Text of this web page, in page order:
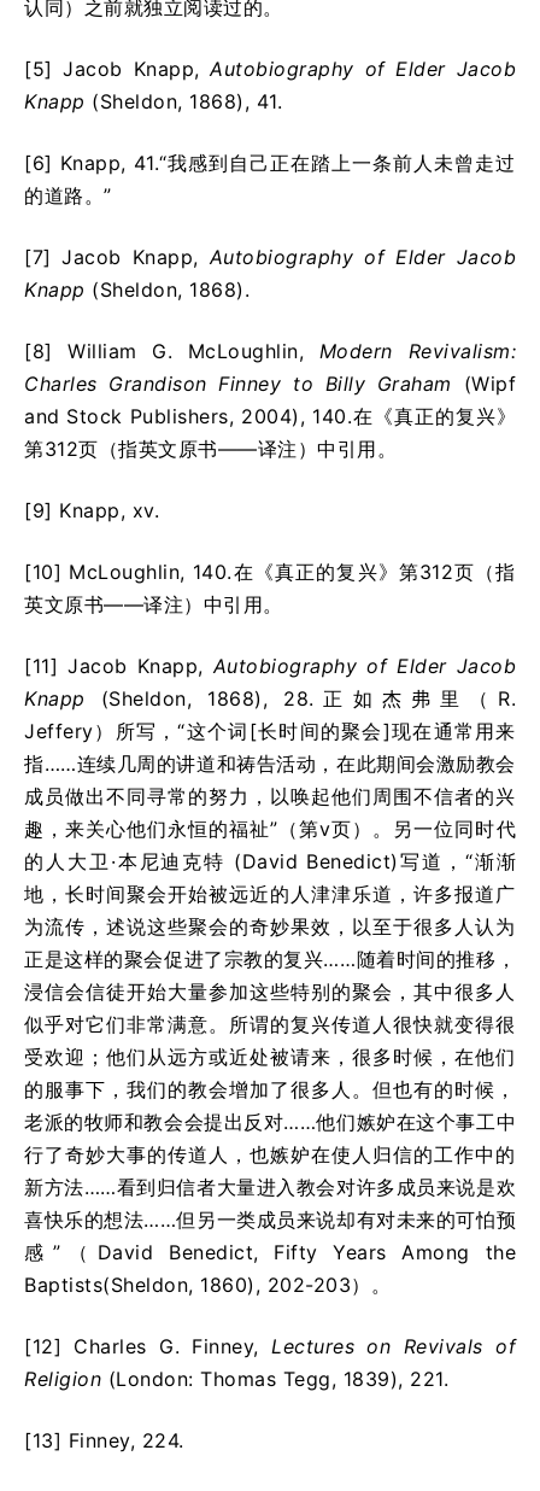
认同）之前就独立阅读过的。
[5] Jacob Knapp,Autobiography of Elder Jacob
Knapp (Sheldon, 1868), 41.
[6] Knapp, 41.“我感到自己正在踏上一条前人未曾走过
的道路。”
[7] Jacob Knapp, Autobiography of Elder Jacob
Knapp (Sheldon, 1868).
[8] William G. McLoughlin, Modern Revivalism:
Charles Grandison Finney to Billy Graham (Wipf
and Stock Publishers, 2004), 140.在《真正的复兴》
第312页（指英文原书——译注）中引用。
[9] Knapp, xv.
[10] McLoughlin, 140.在《真正的复兴》第312页（指
英文原书——译注）中引用。
[11] Jacob Knapp, Autobiography of Elder Jacob
Knapp (Sheldon, 1868), 28.正如杰弗里（R.
Jeffery）所写，“这个词[长时间的聚会]现在通常用来
指……连续几周的讲道和祷告活动，在此期间会激励教会
成员做出不同寻常的努力，以唤起他们周围不信者的兴
趣，来关心他们永恒的福祉”（第v页）。另一位同时代
的人大卫·本尼迪克特 (David Benedict)写道，“渐渐
地，长时间聚会开始被远近的人津津乐道，许多报道广
为流传，述说这些聚会的奇妙果效，以至于很多人认为
正是这样的聚会促进了宗教的复兴……随着时间的推移，
浸信会信徒开始大量参加这些特别的聚会，其中很多人
似乎对它们非常满意。所谓的复兴传道人很快就变得很
受欢迎；他们从远方或近处被请来，很多时候，在他们
的服事下，我们的教会增加了很多人。但也有的时候，
老派的牧师和教会会提出反对……他们嫉妒在这个事工中
行了奇妙大事的传道人，也嫉妒在使人归信的工作中的
新方法……看到归信者大量进入教会对许多成员来说是欢
喜快乐的想法……但另一类成员来说却有对未来的可怕预
感”（David Benedict, Fifty Years Among the
Baptists(Sheldon, 1860), 202-203）。
[12] Charles G. Finney, Lectures on Revivals of
Religion (London: Thomas Tegg, 1839), 221.
[13] Finney, 224.